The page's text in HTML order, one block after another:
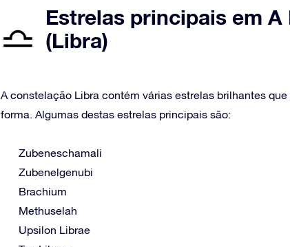
Estrelas principais em A
(Libra)
A constelação Libra contém várias estrelas brilhantes
forma. Algumas destas estrelas principais são:
Zubeneschamali
Zubenelgenubi
Brachium
Methuselah
Upsilon Librae